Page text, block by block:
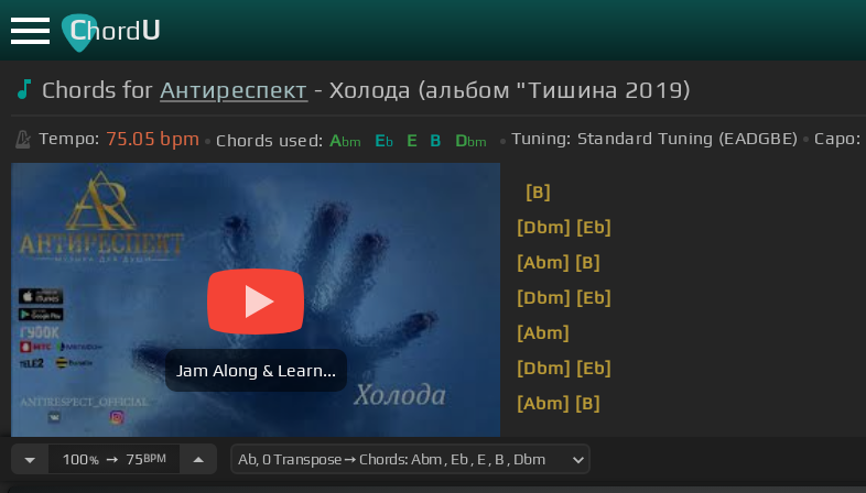
ChordU
Chords for Антиреспект - Холода (альбом "Тишина 2019)
Tempo: 75.05 bpm Chords used: Abm Eb E B Dbm Tuning: Standard Tuning (EADGBE) Capo:
Jam Along & Learn...
[B]
[Dbm] [Eb]
[Abm] [B]
[Dbm] [Eb]
[Abm]
[Dbm] [Eb]
[Abm] [B]
100%➙ 75BPM